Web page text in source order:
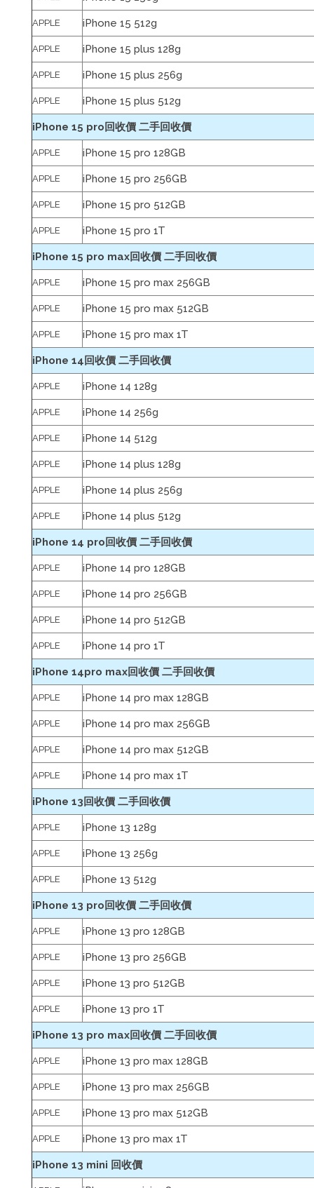
APPLE iPhone 15 512g
APPLE iPhone 15 plus 128g
APPLE iPhone 15 plus 256g
APPLE iPhone 15 plus 512g
iPhone 15 pro回收價 二手回收價
APPLE iPhone 15 pro 128GB
APPLE iPhone 15 pro 256GB
APPLE iPhone 15 pro 512GB
APPLE iPhone 15 pro 1T
iPhone 15 pro max回收價 二手回收價
APPLE iPhone 15 pro max 256GB
APPLE iPhone 15 pro max 512GB
APPLE iPhone 15 pro max 1T
iPhone 14回收價 二手回收價
APPLE iPhone 14 128g
APPLE iPhone 14 256g
APPLE iPhone 14 512g
APPLE iPhone 14 plus 128g
APPLE iPhone 14 plus 256g
APPLE iPhone 14 plus 512g
iPhone 14 pro回收價 二手回收價
APPLE iPhone 14 pro 128GB
APPLE iPhone 14 pro 256GB
APPLE iPhone 14 pro 512GB
APPLE iPhone 14 pro 1T
iPhone 14pro max回收價 二手回收價
APPLE iPhone 14 pro max 128GB
APPLE iPhone 14 pro max 256GB
APPLE iPhone 14 pro max 512GB
APPLE iPhone 14 pro max 1T
iPhone 13回收價 二手回收價
APPLE iPhone 13 128g
APPLE iPhone 13 256g
APPLE iPhone 13 512g
iPhone 13 pro回收價 二手回收價
APPLE iPhone 13 pro 128GB
APPLE iPhone 13 pro 256GB
APPLE iPhone 13 pro 512GB
APPLE iPhone 13 pro 1T
iPhone 13 pro max回收價 二手回收價
APPLE iPhone 13 pro max 128GB
APPLE iPhone 13 pro max 256GB
APPLE iPhone 13 pro max 512GB
APPLE iPhone 13 pro max 1T
iPhone 13 mini 回收價